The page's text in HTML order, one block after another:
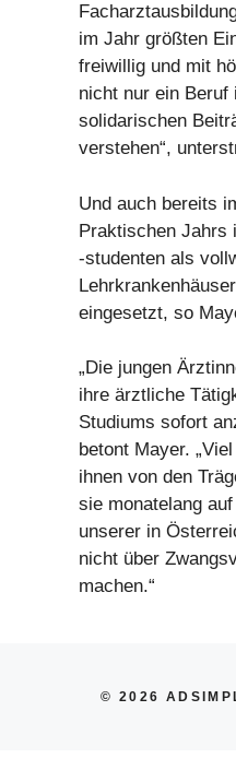
im Jahr größten
freiwillig und mit
nicht nur ein Beruf
solidarischen
verstehen“,
Und auch bereits
Praktischen Jahrs
-studenten als
eingesetzt, so
„Die jungen
ihre ärztliche
Studiums sofort
betont Mayer.
ihnen von den
sie monatelang
unserer in
nicht über
machen.“
© 2026